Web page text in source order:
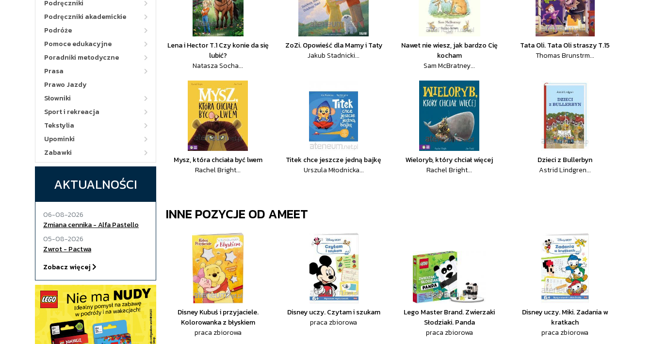
Podręczniki
Podręczniki akademickie
Podróże
Pomoce edukacyjne
Poradniki metodyczne
Prasa
Prawo Jazdy
Słowniki
Sport i rekreacja
Tekstylia
Upominki
Zabawki
AKTUALNOŚCI
06-08-2026
Zmiana cennika - Alfa Pastello
05-08-2026
Zwrot - Pactwa
Zobacz więcej
Lena i Hector T.1 Czy konie da się
lubić?
Natasza Socha...
ZoZi. Opowieść dla Mamy i Taty
Jakub Stadnicki...
Nawet nie wiesz, jak bardzo Cię
kocham
Sam McBratney...
Tata Oli. Tata Oli straszy T.15
Thomas Brunstrm...
Mysz, która chciała być lwem
Rachel Bright...
Titek chce jeszcze jedną bajkę
Urszula Młodnicka...
Wieloryb, który chciał więcej
Rachel Bright...
Dzieci z Bullerbyn
Astrid Lindgren...
INNE POZYCJE OD AMEET
Disney Kubuś i przyjaciele.
Kolorowanka z błyskiem
praca zbiorowa
Disney uczy. Czytam i szukam
praca zbiorowa
Lego Master Brand. Zwierzaki
Słodziaki. Panda
praca zbiorowa
Disney uczy. Miki. Zadania w
kratkach
praca zbiorowa